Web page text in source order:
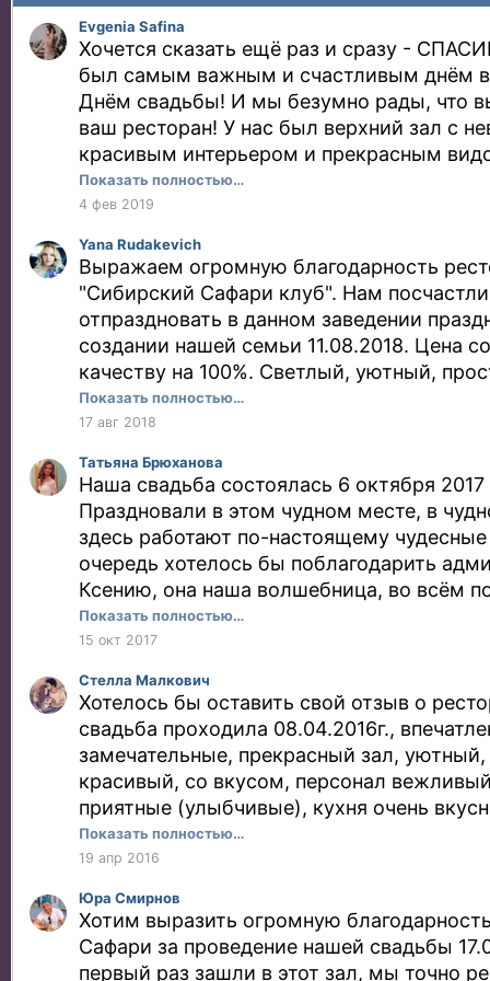
Evgenia Safina
Хочется сказать ещё раз и сразу -
был самым важным и счастливым днём
Днём свадьбы! И мы безумно рады, что
ваш ресторан! У нас был верхний зал с
красивым интерьером и прекрасным
Обслуживание на высшем уровне! Не
чём напоминать, всё, что обсудили до
Девочки-официантки, большое вам
подавались очень красиво, а главное,
вкусно! Уважаемые повара, вы
Все гости остались довольны! После
весь оставшийся алкоголь, упаковали
очень оперативно! Екатерина, отдельная
Вам! Вы всегда были на связи,
чём не ошибиться, так как такое
организовывали в первый раз. Спасибо
и организационное сопровождение
за приятный бонус - номер для
с удовольствием воспользовались.
чистый и уютный :) Мы желаем вашему
дальнейшего процветания и развития!
Показать полностью…
4 фев 2019
Yana Rudakevich
Выражаем огромную благодарность
"Сибирский Сафари клуб". Нам
отпраздновать в данном заведении
создании нашей семьи 11.08.2018. Цена
качеству на 100%. Светлый, уютный,
зал. Отзывчивый и внимательный
администратором была Кристина -
торжества и помогли всё организовать
Сюрпризы не закончились и в конце
подарком от данного ресторана был
клуба", очень приятный бонус, а главное
подарки мы смогли оставить в
сохранности забрать их утром. Это было
Спасибо вам также за заботу!
Показать полностью…
17 авг 2018
Татьяна Брюханова
Наша свадьба состоялась 6 октября 2017
Праздновали в этом чудном месте, в
здесь работают по-настоящему
очередь хотелось бы поблагодарить
Ксению, она наша волшебница, во всём
исполнила! На банкете нам мало что
из еды, но то, что попробовали, было
официанты, а маленькие феи, которые
столу, выполняли все просьбы, были
каждому гостю! СПАСИБО вам, дорогой
отличный сервис, вы большие молодцы!
Показать полностью…
15 окт 2017
Стелла Малкович
Хотелось бы оставить свой отзыв о
свадьба проходила 08.04.2016г.,
замечательные, прекрасный зал,
красивый, со вкусом, персонал
приятные (улыбчивые), кухня очень
прошел как сказка, администратор
понравилась и вызвала доверие, видно
Спасибо вам всем!!! Мы к вам
ужин!!
Показать полностью…
19 апр 2016
Юра Смирнов
Хотим выразить огромную
Сафари за проведение нашей свадьбы
первый раз зашли в этот зал, мы точно